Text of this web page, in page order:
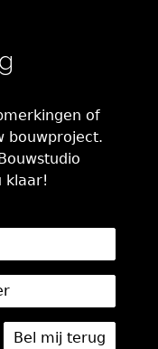
of
bouwproject.
klaar!